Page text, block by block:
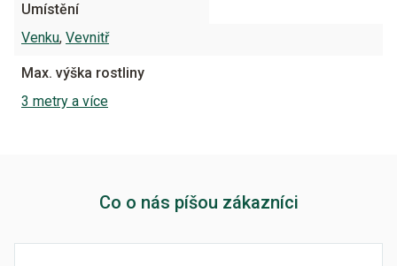
Umístění
Venku, Vevnitř
Max. výška rostliny
3 metry a více
Co o nás píšou zákazníci